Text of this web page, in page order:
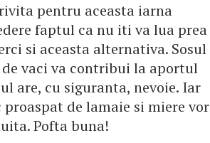
pentru aceasta iarna
faptul ca nu iti va lua prea
si aceasta alternativa. Sosul
vaci va contribui la aportul
are, cu siguranta, nevoie. Iar
de lamaie si miere vor
Pofta buna!